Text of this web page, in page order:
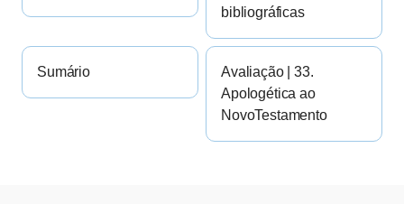
bibliográficas
Sumário
Avaliação | 33.
Apologética ao
NovoTestamento